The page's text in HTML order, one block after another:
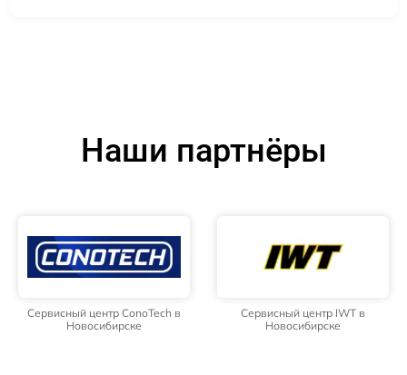
Наши партнёры
Сервисный центр ConoTech в
Новосибирске
Сервисный центр IWT в
Новосибирске